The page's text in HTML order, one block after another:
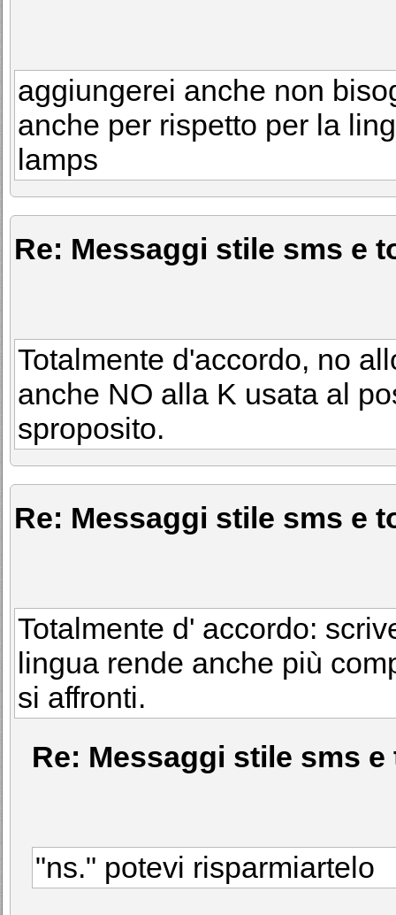
aggiungerei anche non
anche per rispetto per la
lamps
Re: Messaggi stile sms e
Totalmente d'accordo, no
anche NO alla K usata al
sproposito.
Re: Messaggi stile sms e
Totalmente d' accordo:
lingua rende anche più
si affronti.
Re: Messaggi stile sms
"ns." potevi risparmiartelo